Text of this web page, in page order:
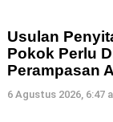
Usulan
Pokok Perlu
Perampasan
6 Agustus 2026, 6:47